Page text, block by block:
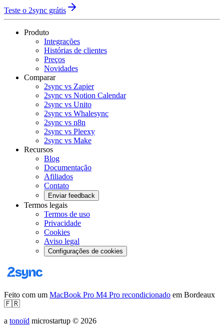
Teste o 2sync grátis
Produto
Integrações
Histórias de clientes
Preços
Novidades
Comparar
2sync vs Zapier
2sync vs Notion Calendar
2sync vs Unito
2sync vs Whalesync
2sync vs n8n
2sync vs Pleexy
2sync vs Make
Recursos
Blog
Documentação
Afiliados
Contato
Enviar feedback
Termos legais
Termos de uso
Privacidade
Cookies
Aviso legal
Configurações de cookies
Feito com um MacBook Pro M4 Pro recondicionado em Bordeaux
🇫🇷
a tonoïd microstartup © 2026